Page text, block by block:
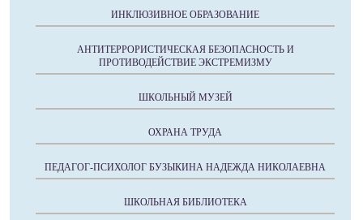
ИНКЛЮЗИВНОЕ ОБРАЗОВАНИЕ
АНТИТЕРРОРИСТИЧЕСКАЯ БЕЗОПАСНОСТЬ И
ПРОТИВОДЕЙСТВИЕ ЭКСТРЕМИЗМУ
ШКОЛЬНЫЙ МУЗЕЙ
ОХРАНА ТРУДА
ПЕДАГОГ-ПСИХОЛОГ БУЗЫКИНА НАДЕЖДА НИКОЛАЕВНА
ШКОЛЬНАЯ БИБЛИОТЕКА